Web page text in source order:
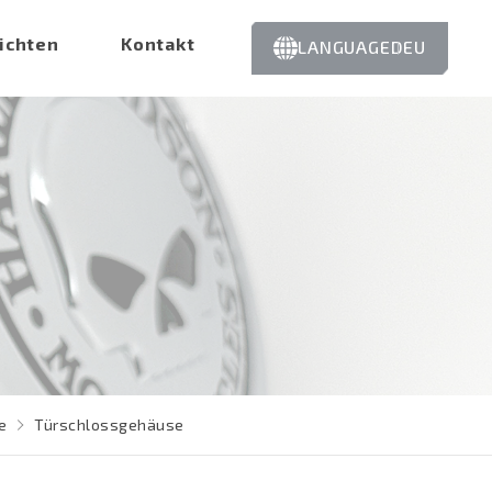
Kontakt LANGUAGEDEU
Türschlossgehäuse